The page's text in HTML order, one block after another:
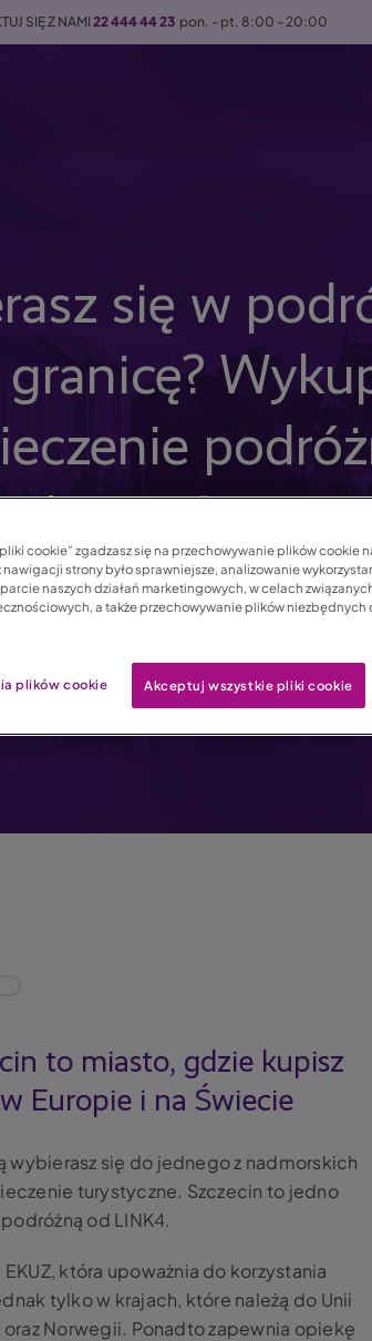
SIĘ Z NAMI 22 444 44 23 pon. - pt. 8:00 - 20:00
się w
to miasto, gdzie kupisz
Europie i na Świecie
wybierasz się do jednego z nadmorskich
turystyczne. Szczecin to jedno
od LINK4.
która upoważnia do korzystania
tylko w krajach, które należą do Unii
Norwegii. Ponadto zapewnia opiekę
cookie” zgadzasz się na przechowywanie plików cookie
strony było sprawniejsze, analizowanie
naszych działań marketingowych, w celach
a także przechowywanie plików niezbędnych
plików cookie Akceptuj wszystkie pliki cookie